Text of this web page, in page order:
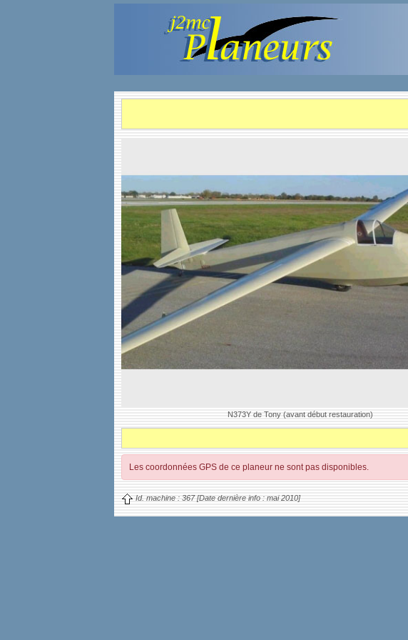
N373Y de Tony (avant début restauration)
Les coordonnées GPS de ce planeur ne sont pas disponibles.
Id. machine : 367 [Date dernière info : mai 2010]